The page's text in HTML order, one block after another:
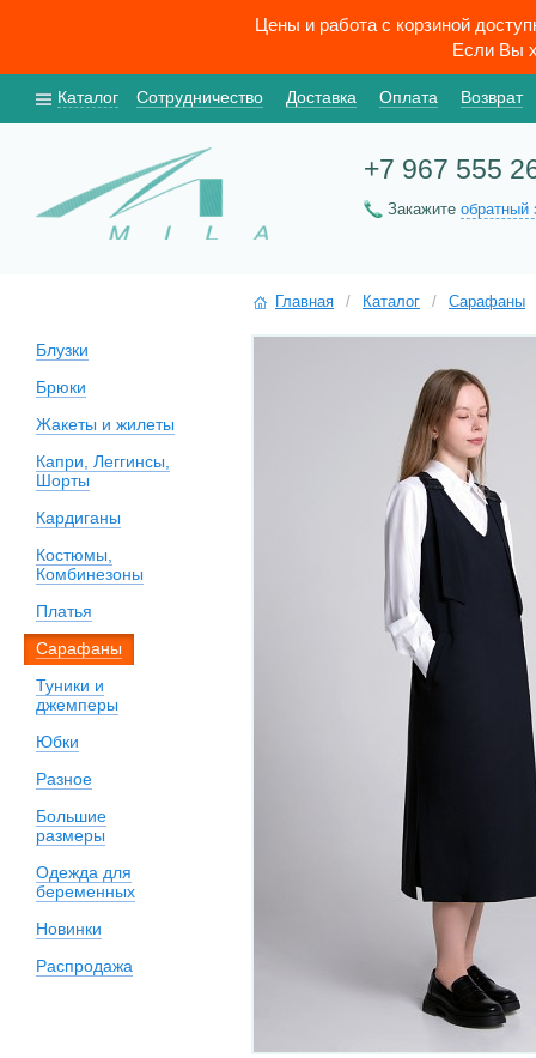
Цены и работа с корзиной
Если Вы
Каталог Сотрудничество Доставка Оплата Возврат
+7 967 555
Закажите обратный
Блузки
Брюки
Жакеты и жилеты
Капри, Леггинсы,
Шорты
Кардиганы
Костюмы,
Комбинезоны
Платья
Сарафаны
Туники и
джемперы
Юбки
Разное
Большие
размеры
Одежда для
беременных
Новинки
Распродажа
Главная / Каталог / Сарафаны